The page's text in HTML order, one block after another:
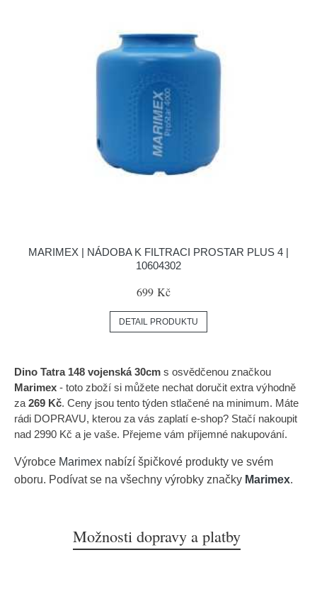
MARIMEX | NÁDOBA K FILTRACI PROSTAR PLUS 4 |
10604302
699 Kč
DETAIL PRODUKTU
Dino Tatra 148 vojenská 30cm s osvědčenou značkou
Marimex - toto zboží si můžete nechat doručit extra výhodně
za 269 Kč. Ceny jsou tento týden stlačené na minimum. Máte
rádi DOPRAVU, kterou za vás zaplatí e-shop? Stačí nakoupit
nad 2990 Kč a je vaše. Přejeme vám příjemné nakupování.
Výrobce Marimex nabízí špičkové produkty ve svém
oboru. Podívat se na všechny výrobky značky Marimex.
Možnosti dopravy a platby